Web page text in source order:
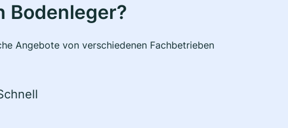
Bodenleger?
Angebote von verschiedenen Fachbetrieben